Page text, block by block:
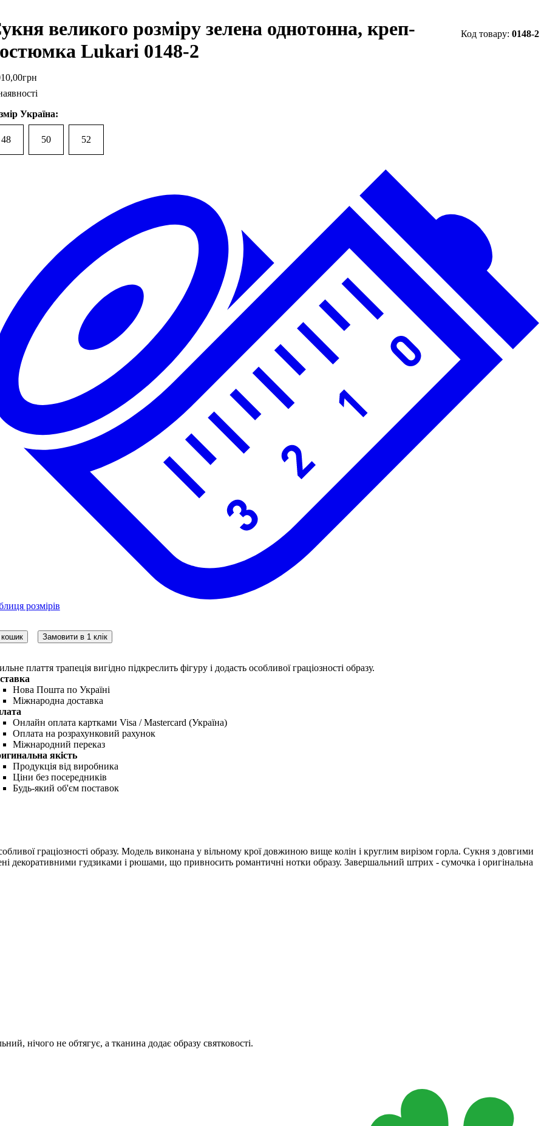
великого розміру зелена однотонна, креп-
Lukari 0148-2
0148-2
,00грн
Україна:
48 50 52
розмірів
Замовити в 1 клік
плаття трапеція вигідно підкреслить фігуру і додасть особливої ​​граціозності образу.
Нова Пошта по Україні
Міжнародна доставка
Онлайн оплата картками Visa / Mastercard (Україна)
Оплата на розрахунковий рахунок
Міжнародний переказ
якість
Продукція від виробника
Ціни без посередників
Будь-який об'єм поставок
​​граціозності образу. Модель виконана у вільному крої довжиною вище колін і круглим вирізом горла. Сукня з довгими
декоративними гудзиками і рюшами, що привносить романтичні нотки образу. Завершальний штрих - сумочка і оригінальна
нічого не обтягує, а тканина додає образу святковості.